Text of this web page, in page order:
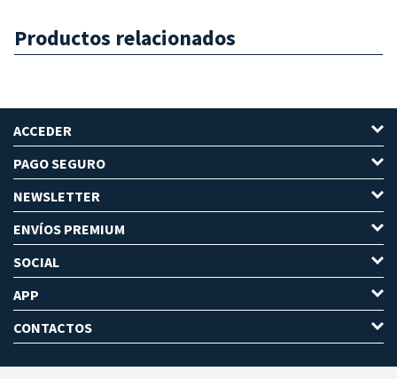
Productos relacionados
ACCEDER
PAGO SEGURO
NEWSLETTER
ENVÍOS PREMIUM
SOCIAL
APP
CONTACTOS